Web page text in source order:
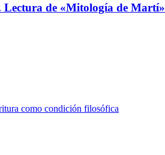
Lectura de «Mitología de Martí»
como condición filosófica